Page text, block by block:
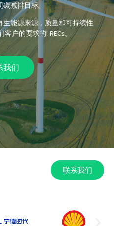
碳减排目标。
能源来源，质量和可持续性
户的要求的I-RECs。
我们
联系我们